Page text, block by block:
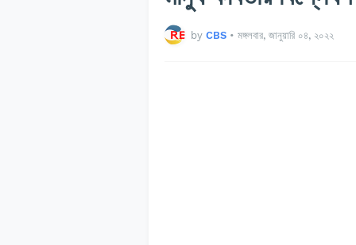
by CBS • মঙ্গলবার, জানুয়ারি ০৪, ২০২২